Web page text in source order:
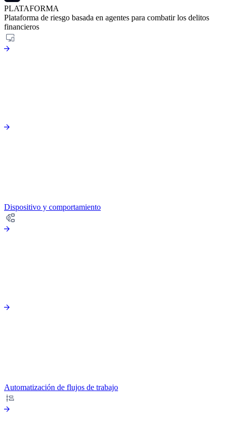
PLATAFORMA
Plataforma de riesgo basada en agentes para combatir los delitos
financieros
Dispositivo y comportamiento
Automatización de flujos de trabajo